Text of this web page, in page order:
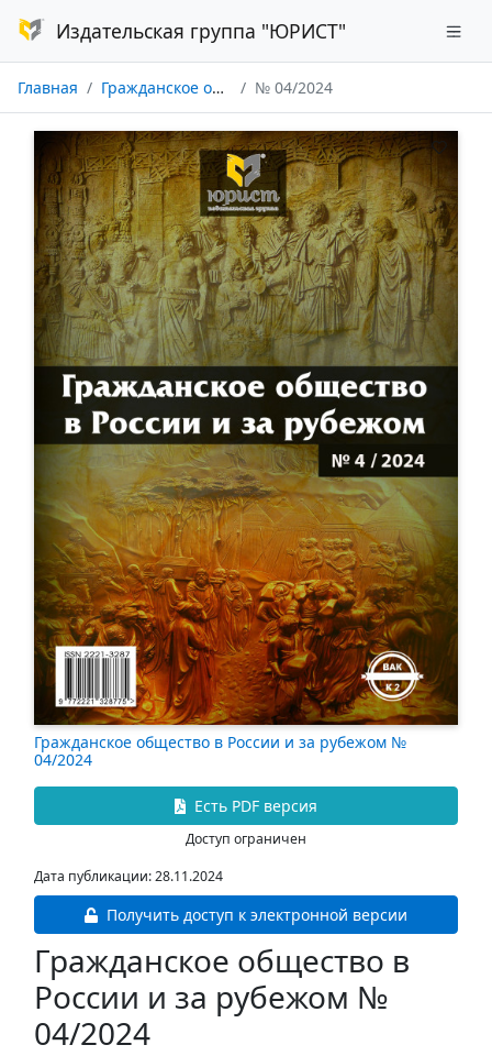
Издательская группа "ЮРИСТ"
Главная Гражданское общество в России и за рубежом № 04/2024
Гражданское общество в России и за рубежом №
04/2024
Есть PDF версия
Доступ ограничен
Дата публикации: 28.11.2024
Получить доступ к электронной версии
Гражданское общество в
России и за рубежом №
04/2024